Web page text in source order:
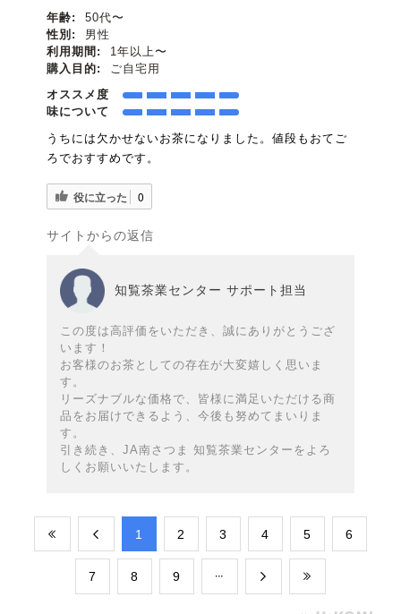
年齢:
50代〜
性別:
男性
利用期間:
1年以上〜
購入目的:
ご自宅用
オススメ度
味について
うちには欠かせないお茶になりました。値段もおてご
ろでおすすめです。
役に立った 0
サイトからの返信
知覧茶業センター サポート担当
この度は高評価をいただき、誠にありがとうござ
います！
お客様のお茶としての存在が大変嬉しく思いま
す。
リーズナブルな価格で、皆様に満足いただける商
品をお届けできるよう、今後も努めてまいりま
す。
引き続き、JA南さつま 知覧茶業センターをよろ
しくお願いいたします。
​1 ​2 ​3 ​4 ​5 ​6
​7 ​8 ​9